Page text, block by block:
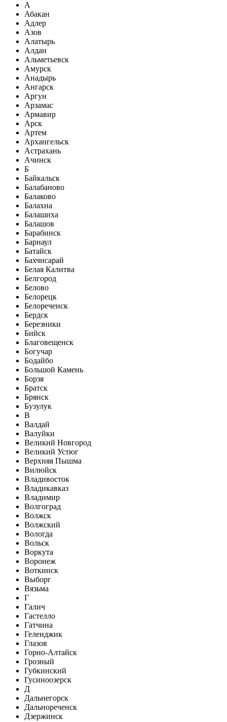
А
Абакан
Адлер
Азов
Алатырь
Алдан
Альметьевск
Амурск
Анадырь
Ангарск
Аргун
Арзамас
Армавир
Арск
Артем
Архангельск
Астрахань
Ачинск
Б
Байкальск
Балабаново
Балаково
Балахна
Балашиха
Балашов
Барабинск
Барнаул
Батайск
Бахчисарай
Белая Калитва
Белгород
Белово
Белорецк
Белореченск
Бердск
Березники
Бийск
Благовещенск
Богучар
Бодайбо
Большой Камень
Борзя
Братск
Брянск
Бузулук
В
Валдай
Валуйки
Великий Новгород
Великий Устюг
Верхняя Пышма
Вилюйск
Владивосток
Владикавказ
Владимир
Волгоград
Волжск
Волжский
Вологда
Вольск
Воркута
Воронеж
Воткинск
Выборг
Вязьма
Г
Галич
Гастелло
Гатчина
Геленджик
Глазов
Горно-Алтайск
Грозный
Губкинский
Гусиноозерск
Д
Дальнегорск
Дальнореченск
Дзержинск